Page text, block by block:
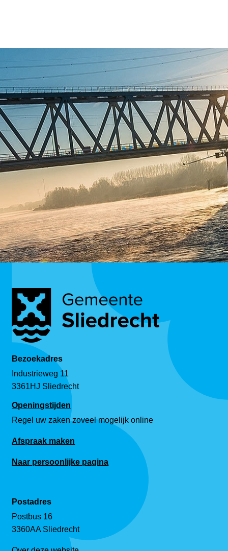
Bezoekadres
Industrieweg 11
3361HJ Sliedrecht
Openingstijden
Regel uw zaken zoveel mogelijk online
Afspraak maken
Naar persoonlijke pagina
Postadres
Postbus 16
3360AA Sliedrecht